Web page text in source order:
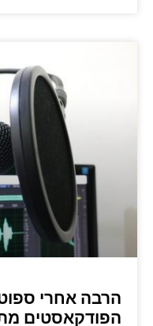
הרבה אחרי
הפודקאסטים